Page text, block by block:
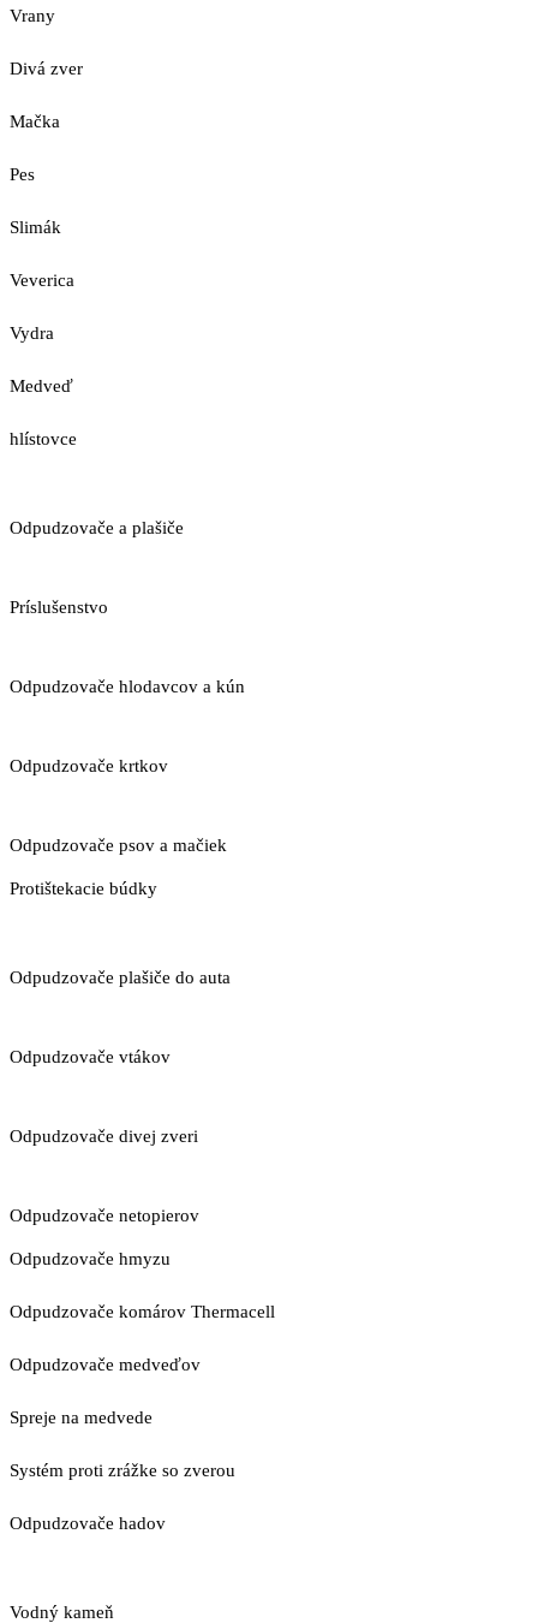
Vrany
Divá zver
Mačka
Pes
Slimák
Veverica
Vydra
Medveď
hlístovce
Odpudzovače a plašiče
Príslušenstvo
Odpudzovače hlodavcov a kún
Odpudzovače krtkov
Odpudzovače psov a mačiek
Protištekacie búdky
Odpudzovače plašiče do auta
Odpudzovače vtákov
Odpudzovače divej zveri
Odpudzovače netopierov
Odpudzovače hmyzu
Odpudzovače komárov Thermacell
Odpudzovače medveďov
Spreje na medvede
Systém proti zrážke so zverou
Odpudzovače hadov
Vodný kameň